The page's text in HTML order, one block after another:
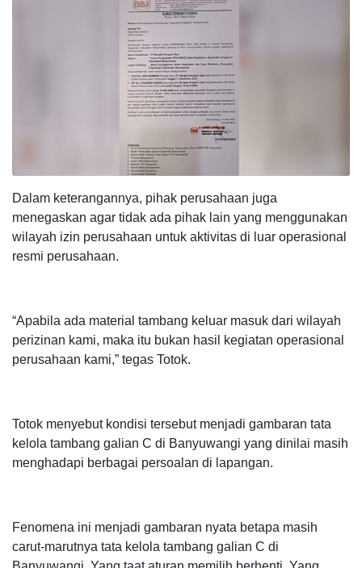
Dalam keterangannya, pihak perusahaan juga
menegaskan agar tidak ada pihak lain yang menggunakan
wilayah izin perusahaan untuk aktivitas di luar operasional
resmi perusahaan.
“Apabila ada material tambang keluar masuk dari wilayah
perizinan kami, maka itu bukan hasil kegiatan operasional
perusahaan kami,” tegas Totok.
Totok menyebut kondisi tersebut menjadi gambaran tata
kelola tambang galian C di Banyuwangi yang dinilai masih
menghadapi berbagai persoalan di lapangan.
Fenomena ini menjadi gambaran nyata betapa masih
carut-marutnya tata kelola tambang galian C di